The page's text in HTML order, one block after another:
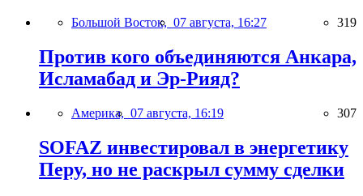
Большой Восток, 07 августа, 16:27 319
Против кого объединяются Анкара,
Исламабад и Эр-Рияд?
Америка, 07 августа, 16:19 307
SOFAZ инвестировал в энергетику
Перу, но не раскрыл сумму сделки